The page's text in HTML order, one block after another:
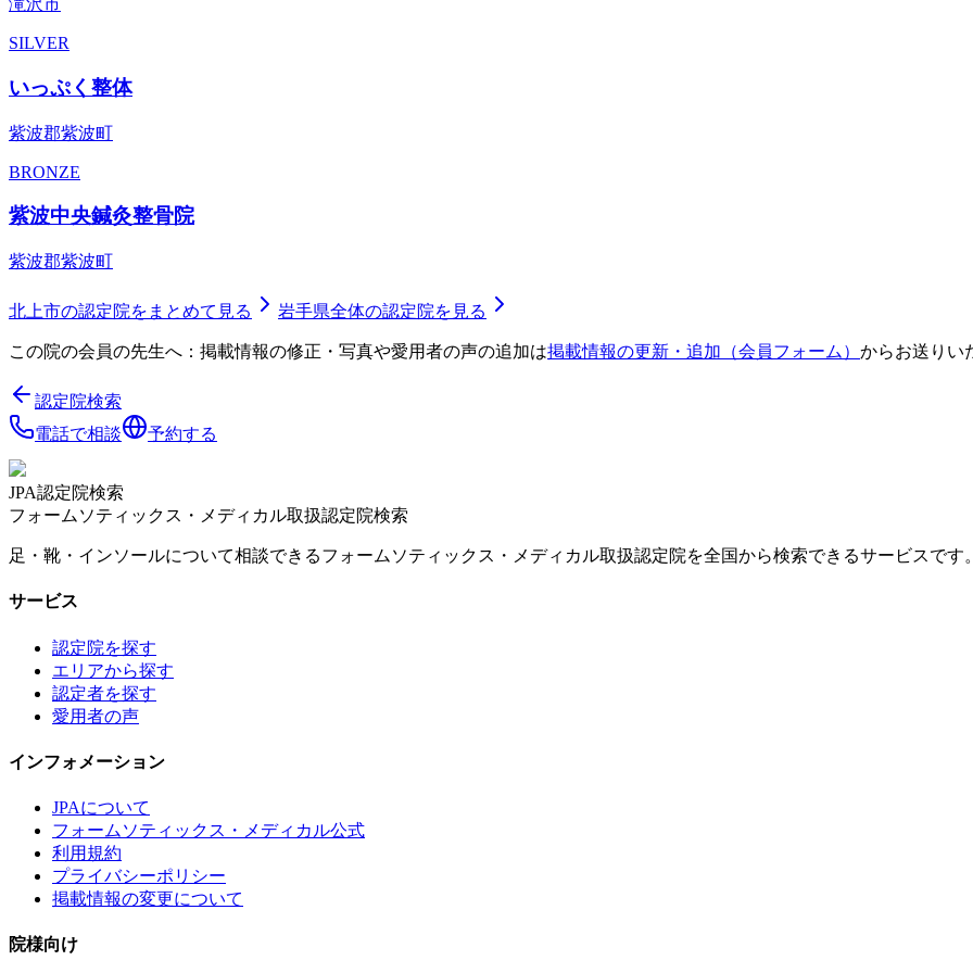
滝沢市
SILVER
いっぷく整体
紫波郡紫波町
BRONZE
紫波中央鍼灸整骨院
紫波郡紫波町
北上市の認定院をまとめて見る 岩手県全体の認定院を見る
この院の会員の先生へ：掲載情報の修正・写真や愛用者の声の追加は掲載情報の更新・追加（会員フォーム） からお送りい
認定院検索
電話で相談
予約する
JPA認定院検索
フォームソティックス・メディカル取扱認定院検索
足・靴・インソールについて相談できるフォームソティックス・メディカル取扱認定院を全国から検索できるサービスです。
サービス
認定院を探す
エリアから探す
認定者を探す
愛用者の声
インフォメーション
JPAについて
フォームソティックス・メディカル公式
利用規約
プライバシーポリシー
掲載情報の変更について
院様向け